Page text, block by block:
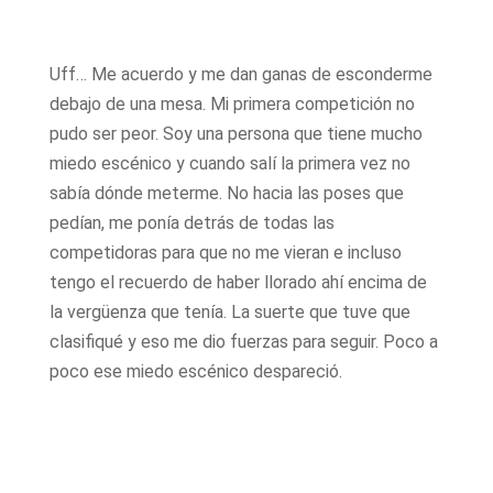
Uff… Me acuerdo y me dan ganas de esconderme
debajo de una mesa. Mi primera competición no
pudo ser peor. Soy una persona que tiene mucho
miedo escénico y cuando salí la primera vez no
sabía dónde meterme. No hacia las poses que
pedían, me ponía detrás de todas las
competidoras para que no me vieran e incluso
tengo el recuerdo de haber llorado ahí encima de
la vergüenza que tenía. La suerte que tuve que
clasifiqué y eso me dio fuerzas para seguir. Poco a
poco ese miedo escénico despareció.